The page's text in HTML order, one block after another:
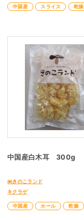
中国産 スライス 乾燥
中国産白木耳 300g
㈱きのこランド
キクラゲ
中国産 ホール 乾燥